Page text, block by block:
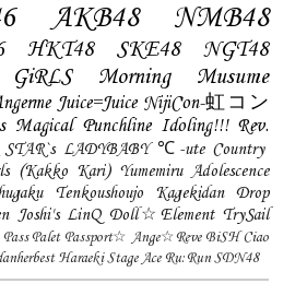
AKB48 NMB48
HKT48 SKE48
NGT48
Morning Musume
Juice=Juice NijiCon-虹コン
Magical Punchline Idoling!!! Rev.
LADYBABY ℃-ute Country
(Kakko Kari) Yumemiru Adolescence
Tenkoushoujo Kagekidan
Drop
Joshi's LinQ Doll☆Element TrySail
Palet Passport☆ Ange☆Reve BiSH Ciao
Haraeki Stage Ace Ru:Run SDN48